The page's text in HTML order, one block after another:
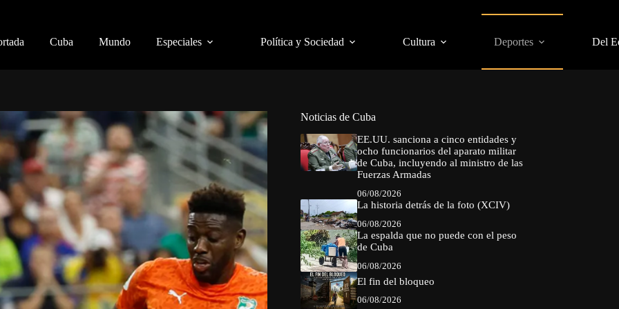
Cuba Mundo Especiales Política y Sociedad Cultura Deportes Del
Noticias de Cuba
EE.UU. sanciona a cinco entidades y
ocho funcionarios del aparato militar
de Cuba, incluyendo al ministro de las
Fuerzas Armadas
06/08/2026
La historia detrás de la foto (XCIV)
06/08/2026
La espalda que no puede con el peso
de Cuba
06/08/2026
El fin del bloqueo
06/08/2026